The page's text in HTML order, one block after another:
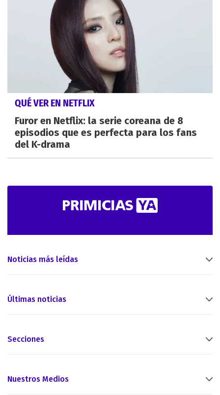
QUÉ VER EN NETFLIX
Furor en Netflix: la serie coreana de 8
episodios que es perfecta para los fans
del K-drama
Noticias más leídas
Últimas noticias
Secciones
Nuestros Medios